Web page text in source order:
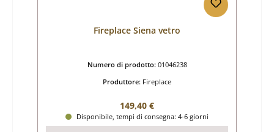
Fireplace Siena vetro
Numero di prodotto: 01046238
Produttore: Fireplace
Prezzo normale:
149,40 €
Disponibile, tempi di consegna: 4-6 giorni